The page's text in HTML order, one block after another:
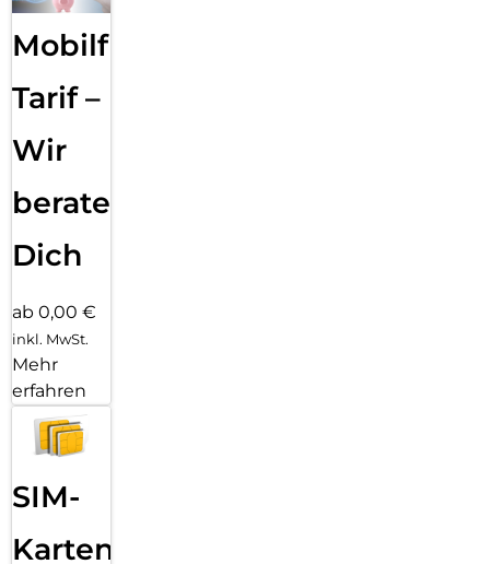
Mobilfunk
Tarif –
Wir
beraten
Dich
ab 0,00 €
inkl. MwSt.
Mehr
erfahren
SIM-
Karten